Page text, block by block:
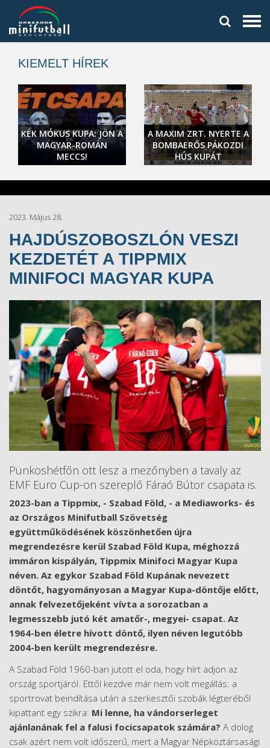
KIEMELT HÍREK
KÉK MÓKUS KUPA: JÖN A
MAGYAR-ROMÁN
MECCS!
A MAXIM ZRT. NYERTE A
BOMBAERŐS PÁKOZDI
HÚS KUPÁT
2023. Május 28.
HAJDÚSZOBOSZLÓN VESZI
KEZDETÉT A TIPPMIX
MINIFOCI MAGYAR KUPA
Pünköshétfőn ott lesz a mezőnyben a tavaly az
EMF Euro Cup-on szereplő Fáraó Bútor csapata is.
2023-ban a Tippmix, - Szabad Föld, - a Mediaworks- és
az Országos Minifutball Szövetség
együttműködésének köszönhetően újra
megrendezésre kerül Szabad Föld Kupa, méghozzá
immáron kispályán, Tippmix Minifoci Magyar Kupa
néven. Az egykor Szabad Föld Kupának nevezett
döntőt, hagyományosan a Magyar Kupa-döntője előtt,
annak felvezetőjeként vívta a sorozatban a
legmesszebb jutó két amatőr-, megyei- csapat. Az
1964-ben életre hívott döntő, ilyen néven legutóbb
2004-ben került megrendezésre.
A Szabad Föld 1960-ban jutott el oda, hogy hírt adjon az
ország sportjáról. Ettől kezdve már nem volt megállás: a
sportrovat beindítása után a szerkesztői szobák légteréből
kipattant egy szikra: Mi lenne, ha vándorserleget
ajánlanának fel a falusi focicsapatok számára? A dolog
csak azért nem volt időszerű, mert a Magyar Népköztársasági